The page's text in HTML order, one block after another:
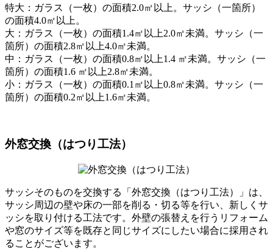
特大：ガラス（一枚）の面積2.0㎡以上。サッシ（一箇所）
の面積4.0㎡以上。
大：ガラス（一枚）の面積1.4㎡以上2.0㎡未満。サッシ（一
箇所）の面積2.8㎡以上4.0㎡未満。
中：ガラス（一枚）の面積0.8㎡以上1.4 ㎡未満。サッシ（一
箇所）の面積1.6 ㎡以上2.8㎡未満。
小：ガラス（一枚）の面積0.1㎡以上0.8㎡未満。サッシ（一
箇所）の面積0.2㎡以上1.6㎡未満。
外窓交換（はつり工法）
サッシそのものを交換する「外窓交換（はつり工法）」は、
サッシ周辺の壁や床の一部を削る・切る等を行い、新しくサ
ッシを取り付ける工法です。外壁の張替えを行うリフォーム
や窓のサイズ等を既存と同じサイズにしたい場合に採用され
ることがございます。